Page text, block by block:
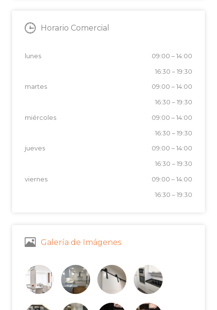
Horario Comercial
lunes 09:00 –14:00
16:30 –19:30
martes
09:00 –14:00
16:30 –19:30
miércoles
09:00 –14:00
16:30 –19:30
jueves
09:00 –14:00
16:30 –19:30
viernes
09:00 –14:00
16:30 –19:30
Galería de Imágenes